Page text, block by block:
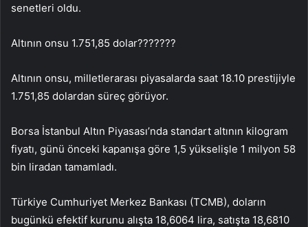
senetleri oldu.
Altının onsu 1.751,85 dolar???????
Altının onsu, milletlerarası piyasalarda saat 18.10 prestijiyle
1.751,85 dolardan süreç görüyor.
Borsa İstanbul Altın Piyasası’nda standart altının kilogram
fiyatı, günü önceki kapanışa göre 1,5 yükselişle 1 milyon 58
bin liradan tamamladı.
Türkiye Cumhuriyet Merkez Bankası (TCMB), doların
bugünkü efektif kurunu alışta 18,6064 lira, satışta 18,6810